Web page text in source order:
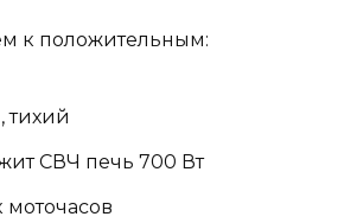
к положительным:
тихий
СВЧ печь 700 Вт
моточасов